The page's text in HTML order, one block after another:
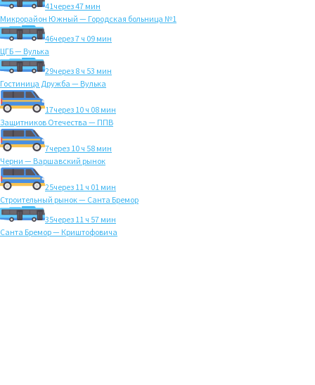
41через 47 мин
Микрорайон Южный — Городская больница №1
46через 7 ч 09 мин
ЦГБ — Вулька
29через 8 ч 53 мин
Гостиница Дружба — Вулька
17через 10 ч 08 мин
Защитников Отечества — ППВ
7через 10 ч 58 мин
Черни — Варшавский рынок
25через 11 ч 01 мин
Строительный рынок — Санта Бремор
35через 11 ч 57 мин
Санта Бремор — Криштофовича